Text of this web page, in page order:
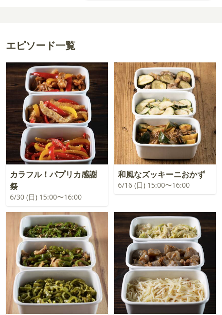
エピソード一覧
カラフル！パプリカ感謝
祭
6/30 (日) 15:00〜16:00
和風なズッキーニおかず
6/16 (日) 15:00〜16:00